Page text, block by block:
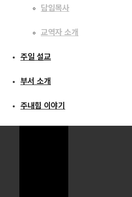
교회 소개
교역자 소개
주일 설교
부서 소개
주내힘 이야기
담임목사
교역자 소개
주일 설교
부서 소개
주내힘 이야기
주일 설교
[16.02.21] 인생